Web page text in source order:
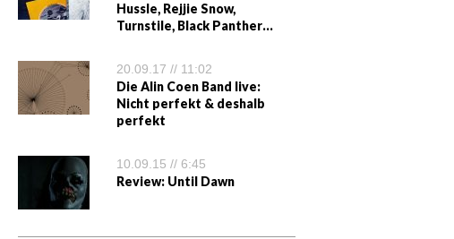
Hussle, Rejjie Snow,
Turnstile, Black Panther…
20.09.17 // 11:02
Die Alin Coen Band live:
Nicht perfekt & deshalb
perfekt
10.09.15 // 6:45
Review: Until Dawn